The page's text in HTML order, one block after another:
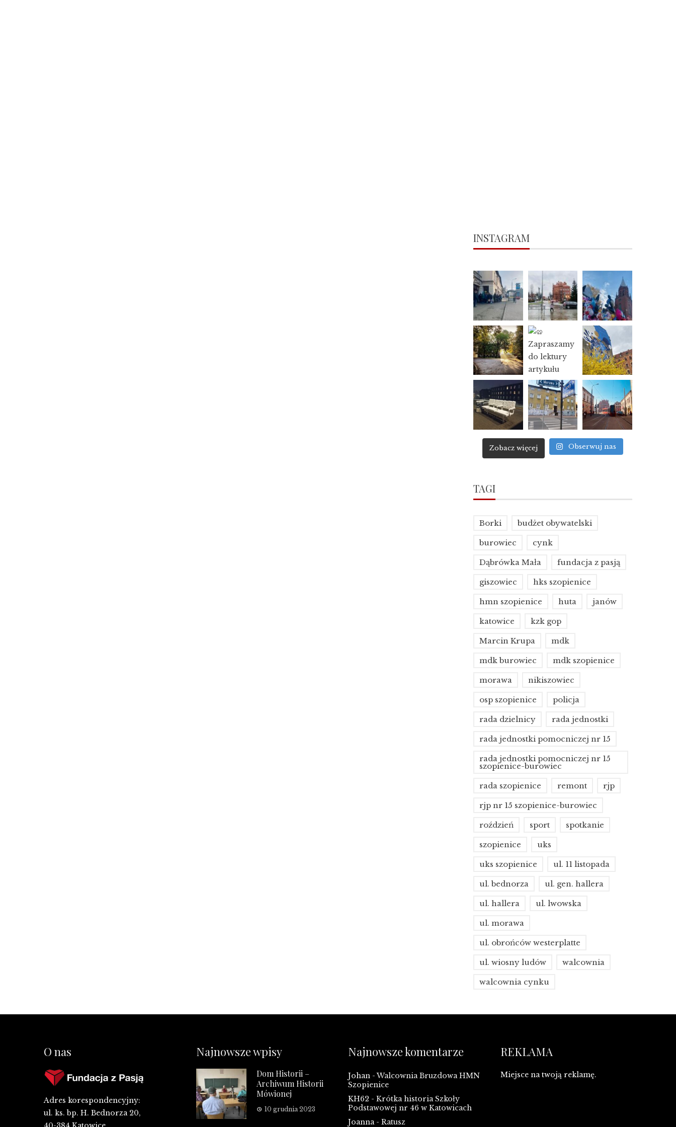
INSTAGRAM
Zobacz więcej Obserwuj nas
TAGI
Borki budżet obywatelski
burowiec cynk
Dąbrówka Mała fundacja z pasją
giszowiec hks szopienice
hmn szopienice huta janów
katowice kzk gop
Marcin Krupa mdk
mdk burowiec mdk szopienice
morawa nikiszowiec
osp szopienice policja
rada dzielnicy rada jednostki
rada jednostki pomocniczej nr 15
rada jednostki pomocniczej nr 15
szopienice-burowiec
rada szopienice remont rjp
rjp nr 15 szopienice-burowiec
roździeń sport spotkanie
szopienice uks
uks szopienice ul. 11 listopada
ul. bednorza ul. gen. hallera
ul. hallera ul. lwowska
ul. morawa
ul. obrońców westerplatte
ul. wiosny ludów walcownia
walcownia cynku
O nas
Adres korespondencyjny:
ul. ks. bp. H. Bednorza 20,
Najnowsze wpisy
Dom Historii –
Archiwum Historii
Mówionej
10 grudnia 2023
Najnowsze komentarze
Johan -Walcownia Bruzdowa HMN
Szopienice
KH62 - Krótka historia Szkoły
Podstawowej nr 46 w Katowicach
Joanna- Ratusz
REKLAMA
Miejsce na twoją reklamę.